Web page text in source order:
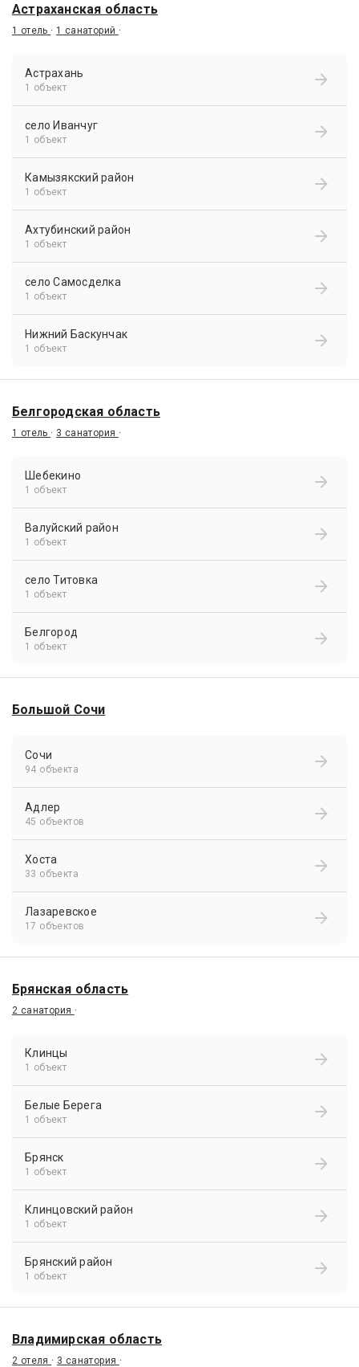
Астраханская область
1 отель · 1 санаторий ·
Астрахань
1 объект
село Иванчуг
1 объект
Камызякский район
1 объект
Ахтубинский район
1 объект
село Самосделка
1 объект
Нижний Баскунчак
1 объект
Белгородская область
1 отель · 3 санатория ·
Шебекино
1 объект
Валуйский район
1 объект
село Титовка
1 объект
Белгород
1 объект
Большой Сочи
Сочи
94 объекта
Адлер
45 объектов
Хоста
33 объекта
Лазаревское
17 объектов
Брянская область
2 санатория ·
Клинцы
1 объект
Белые Берега
1 объект
Брянск
1 объект
Клинцовский район
1 объект
Брянский район
1 объект
Владимирская область
2 отеля · 3 санатория ·